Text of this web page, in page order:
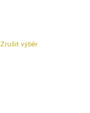
Zrušit výběr